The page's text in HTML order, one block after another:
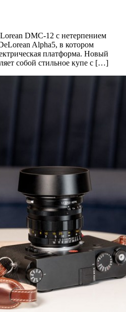
DMC-12 с нетерпением
Alpha5, в котором
платформа. Новый
собой стильное купе с […]